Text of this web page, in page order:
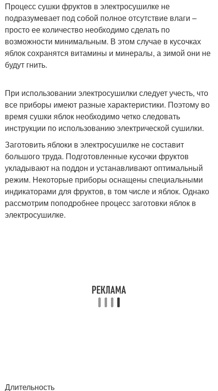
Процесс сушки фруктов в электросушилке не
подразумевает под собой полное отсутствие влаги –
просто ее количество необходимо сделать по
возможности минимальным. В этом случае в кусочках
яблок сохранятся витамины и минералы, а зимой они не
будут гнить.
При использовании электросушилки следует учесть, что
все приборы имеют разные характеристики. Поэтому во
время сушки яблок необходимо четко следовать
инструкции по использованию электрической сушилки.
Заготовить яблоки в электросушилке не составит
большого труда. Подготовленные кусочки фруктов
укладывают на поддон и устанавливают оптимальный
режим. Некоторые приборы оснащены специальными
индикаторами для фруктов, в том числе и яблок. Однако
рассмотрим поподробнее процесс заготовки яблок в
электросушилке.
Длительность